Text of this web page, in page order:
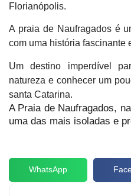
Florianópolis.
A praia de Naufragados é
com uma história fascinante
Um destino imperdível
natureza e conhecer um
santa Catarina.
A Praia de Naufragados,
uma das mais isoladas e
WhatsApp